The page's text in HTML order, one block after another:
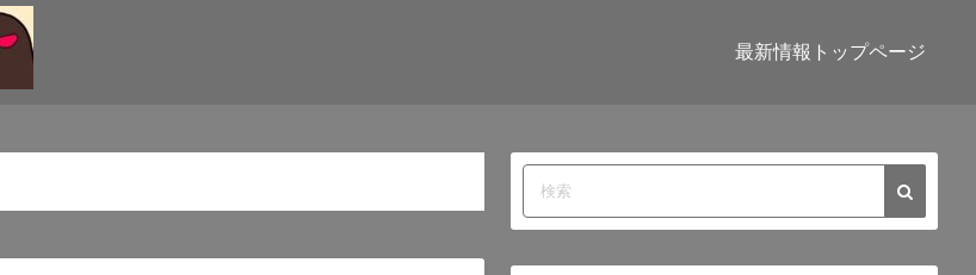
最新情報トップページ